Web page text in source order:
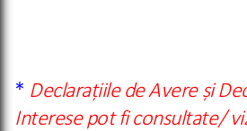
* Declarațiile de Avere și
Interese pot fi consultate/